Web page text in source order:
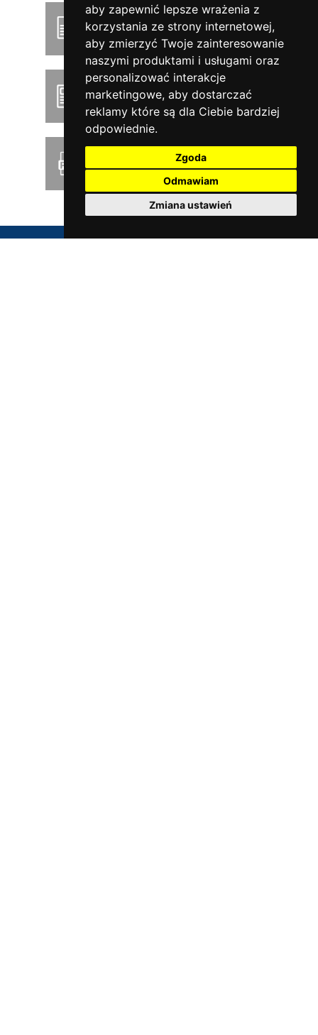
aby zapewnić lepsze wrażenia z
korzystania ze strony internetowej,
aby zmierzyć Twoje zainteresowanie
naszymi produktami i usługami oraz
personalizować interakcje
marketingowe, aby dostarczać
reklamy które są dla Ciebie bardziej
odpowiednie.
Zgoda
Odmawiam
Zmiana ustawień
Podręcznik użytkownika
Product news
Pobierz cennik PDF